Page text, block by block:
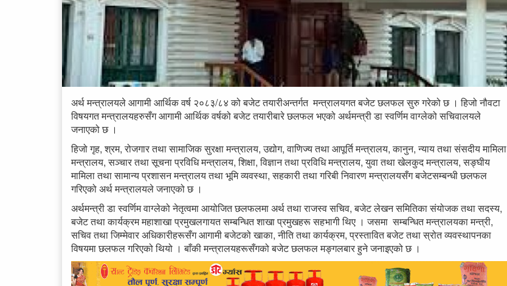
अर्थ मन्त्रालयले आगामी आर्थिक वर्ष २०८३/८४ को बजेट तयारीअन्तर्गत मन्त्रालयगत बजेट छलफल सुरु गरेको छ । हिजो नौवटा
विषयगत मन्त्रालयहरुसँग आगामी आर्थिक वर्षको बजेट तयारीबारे छलफल भएको अर्थमन्त्री डा स्वर्णिम वाग्लेको सचिवालयले
जनाएको छ ।
हिजो गृह, श्रम, रोजगार तथा सामाजिक सुरक्षा मन्त्रालय, उद्योग, वाणिज्य तथा आपूर्ति मन्त्रालय, कानुन, न्याय तथा संसदीय मामिला
मन्त्रालय, सञ्चार तथा सूचना प्रविधि मन्त्रालय, शिक्षा, विज्ञान तथा प्रविधि मन्त्रालय, युवा तथा खेलकुद मन्त्रालय, सङ्घीय
मामिला तथा सामान्य प्रशासन मन्त्रालय तथा भूमि व्यवस्था, सहकारी तथा गरिबी निवारण मन्त्रालयसँग बजेटसम्बन्धी छलफल
गरिएको अर्थ मन्त्रालयले जनाएको छ ।
अर्थमन्त्री डा स्वर्णिम वाग्लेको नेतृत्वमा आयोजित छलफलमा अर्थ तथा राजस्व सचिव, बजेट लेखन समितिका संयोजक तथा सदस्य,
बजेट तथा कार्यक्रम महाशाखा प्रमुखलगायत सम्बन्धित शाखा प्रमुखहरू सहभागी थिए । जसमा सम्बन्धित मन्त्रालयका मन्त्री,
सचिव तथा जिम्मेवार अधिकारीहरूसँग आगामी बजेटको खाका, नीति तथा कार्यक्रम, प्रस्तावित बजेट तथा स्रोत व्यवस्थापनका
विषयमा छलफल गरिएको थियो । बाँकी मन्त्रालयहरूसँगको बजेट छलफल मङ्गलबार हुने जनाइएको छ ।